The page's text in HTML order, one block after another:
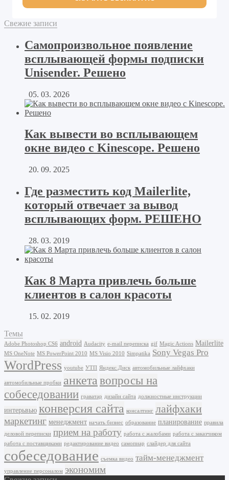
Свежие записи
Самопроизвольное появление
всплывающей формы подписки
Unisender. Решено
05. 03. 2026
Как вывести во всплывающем
окне видео с Kinescope. Решено
20. 09. 2025
Где разместить код Mailerlite,
который отвечает за вывод
всплывающих форм. РЕШЕНО
28. 03. 2019
Как 8 Марта привлечь больше
клиентов в салон красоты
15. 02. 2019
Темы
Adobe Photoshop CS6 android Audacity e-mail переписка gif Magic Actions Mailerlite
MS OneNote MS PowerPoint 2010 MS Visio 2010 Simpatika Sony Vegas Pro
WordPress youtube УТП Яндекс.Диск автомобильные лайфхаки
автомобильные пробки анкета вопросы на
собеседовании граватар дизайн сайта должностные инструкции
интерьвью конверсия сайта консалтинг лайфхаки
маркетинг менеджмент начать бизнес образование планирование правила
деловой переписки прием на работу работа с жалобами работа с заказчиком
работа с поставщиками редактирование видео самопиар слайдер для сайта
собеседование съемка видео тайм-менеджмент
управление персоналом экономим